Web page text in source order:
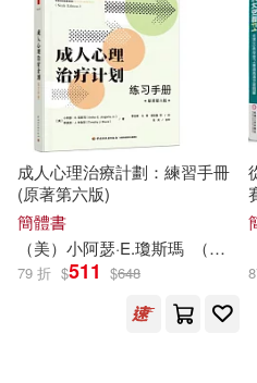
（美）小阿瑟·E.瓊斯瑪
馬克·彼得森，（美）蒂
（美）蒂莫西·J.布魯斯(1)
（英）布魯斯·瓊斯(1)
出版社 (可複選)
成人心理治療計劃：練習手冊
(原著第六版)
簡體書
（美）小阿瑟·E.瓊斯瑪 （美）蒂莫西·J.
79 折 $511 $648